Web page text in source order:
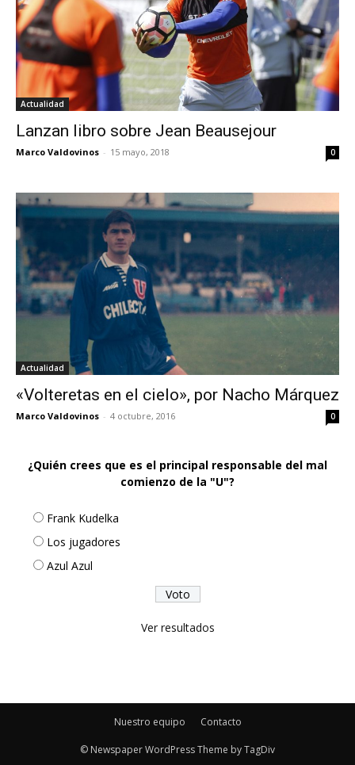
Actualidad
Lanzan libro sobre Jean Beausejour
Marco Valdovinos - 15 mayo, 2018 0
Actualidad
«Volteretas en el cielo», por Nacho Márquez
Marco Valdovinos - 4 octubre, 2016 0
¿Quién crees que es el principal responsable del mal
comienzo de la "U"?
Frank Kudelka
Los jugadores
Azul Azul
Ver resultados
Nuestro equipo Contacto
© Newspaper WordPress Theme by TagDiv